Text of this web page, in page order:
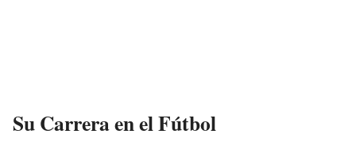
Su Carrera en el Fútbol